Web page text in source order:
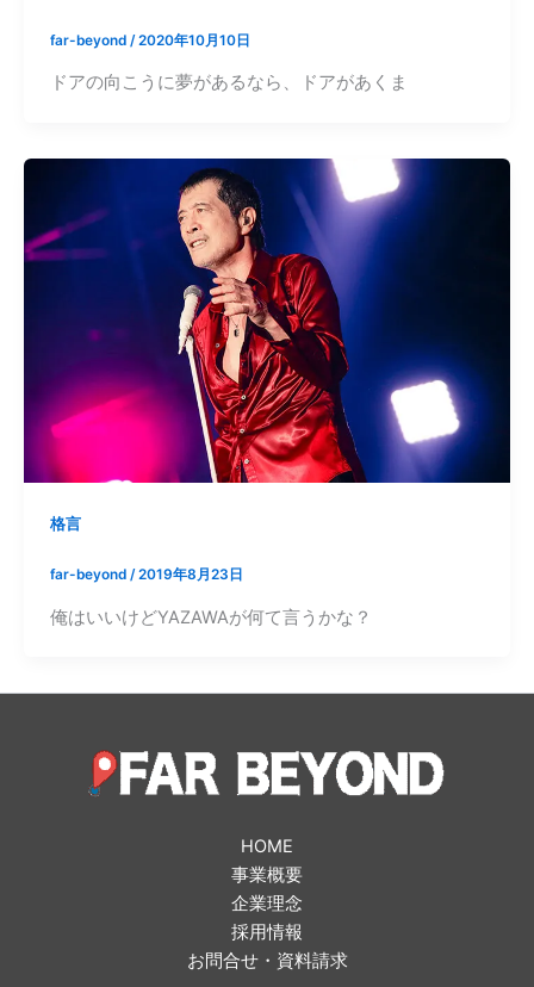
far-beyond /2020年10月10日
ドアの向こうに夢があるなら、ドアがあくま
格言
far-beyond /2019年8月23日
俺はいいけどYAZAWAが何て言うかな？
HOME
事業概要
企業理念
採用情報
お問合せ・資料請求